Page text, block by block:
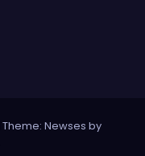
Theme: Newses by